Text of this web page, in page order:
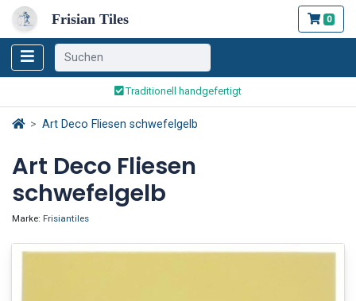
Frisian Tiles 0
Traditionell handgefertigt
Sicher bestellen und bezahlen
Art Deco Fliesen schwefelgelb
Art Deco Fliesen
schwefelgelb
Marke: Frisiantiles